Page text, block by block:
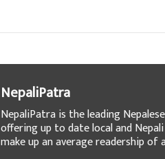
NepaliPatra
NepaliPatra is the leading
offering up to date local and
make up an average readership of